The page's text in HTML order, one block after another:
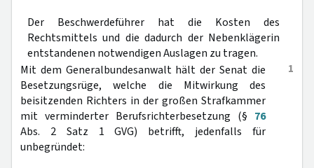
Der Beschwerdeführer hat die Kosten des
Rechtsmittels und die dadurch der Nebenklägerin
entstandenen notwendigen Auslagen zu tragen.
1
Mit dem Generalbundesanwalt hält der Senat die
Besetzungsrüge, welche die Mitwirkung des
beisitzenden Richters in der großen Strafkammer
mit verminderter Berufsrichterbesetzung (§ 76
Abs. 2 Satz 1 GVG) betrifft, jedenfalls für
unbegründet: